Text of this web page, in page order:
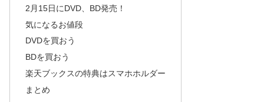
2月15日にDVD、BD発売！
気になるお値段
DVDを買おう
BDを買おう
楽天ブックスの特典はスマホホルダー
まとめ